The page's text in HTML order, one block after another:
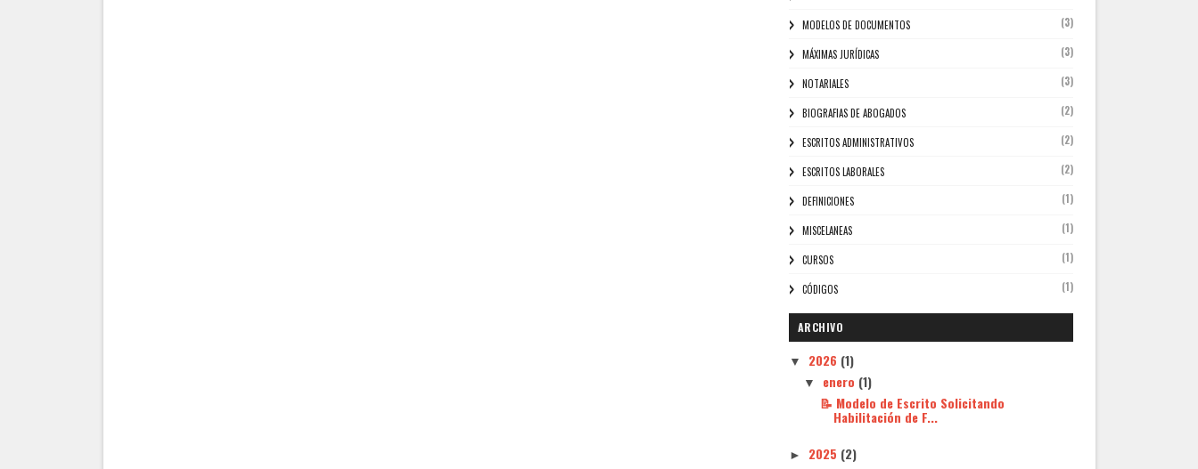
MODELOS DE DOCUMENTOS (3)
MÁXIMAS JURÍDICAS (3)
NOTARIALES (3)
BIOGRAFIAS DE ABOGADOS (2)
ESCRITOS ADMINISTRATIVOS (2)
ESCRITOS LABORALES (2)
DEFINICIONES (1)
MISCELANEAS (1)
CURSOS (1)
CÓDIGOS (1)
ARCHIVO
▼ 2026 (1)
▼ enero (1)
📝 Modelo de Escrito Solicitando
Habilitación de F...
► 2025 (2)